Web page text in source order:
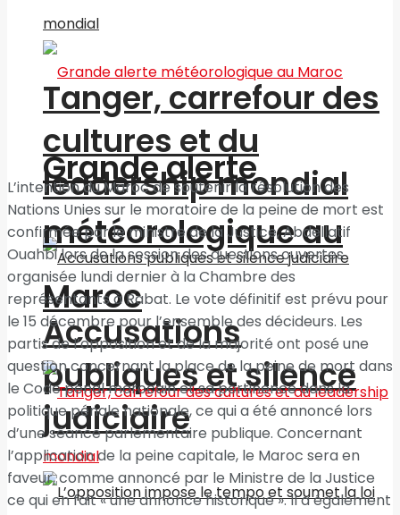
Tanger, carrefour des
cultures et du
leadership mondial
Accusations
publiques et silence
judiciaire
Grande alerte
météorologique au
Maroc
L’intention du Maroc de soutenir la résolution des
Nations Unies sur le moratoire de la peine de mort est
confirmée par le ministre de la Justice, Abdellatif
Ouahbi lors de la session des questions ouvertes
organisée lundi dernier à la Chambre des
représentants à Rabat. Le vote définitif est prévu pour
le 15 décembre pour l’ensemble des décideurs. Les
partis de l’opposition et de la majorité ont posé une
question concernant la place de la peine de mort dans
le Code pénal marocain et sa pertinence dans la
politique pénale nationale, ce qui a été annoncé lors
d’une séance parlementaire publique. Concernant
l’application de la peine capitale, le Maroc sera en
faveur, comme annoncé par le Ministre de la Justice
ce qui en fait « une annonce historique ». Il a également